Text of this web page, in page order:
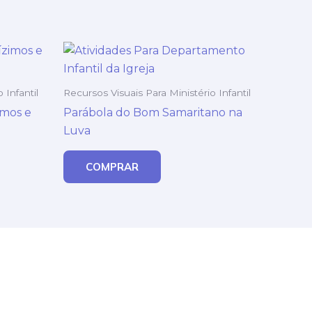
Infantil
e
Recursos Visuais Para Ministério Infantil
Parábola do Bom Samaritano na
Luva
COMPRAR